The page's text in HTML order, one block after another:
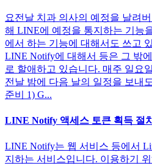
요전날 치과 의사의 예정을 날려
해 LINE에 예정을 통지하는 기능
에서 하는 기능에 대해서도 쓰고
LINE Notify에 대해서 등은 그 밖
로 할애하고 있습니다. 매주 일요
전날 밤에 다음 날의 일정을 보내
준비 1) G...
LINE Notify 액세스 토큰 획득 절
LINE Notify는 웹 서비스 등에서
지하는 서비스입니다. 이용하기